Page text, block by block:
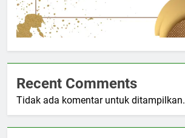
Recent Comments
Tidak ada komentar untuk ditampilkan.